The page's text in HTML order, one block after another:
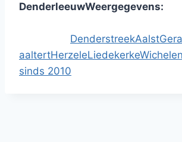
DenderleeuwWeergegevens:
DenderstreekAalst
aaltertHerzeleLiedekerkeWichelen
sinds 2010